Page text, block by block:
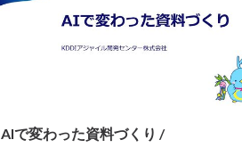
AIで変わった資料づくり /